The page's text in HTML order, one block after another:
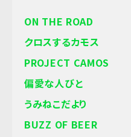
ON THE ROAD
クロスするカモス
PROJECT CAMOS
偏愛な人びと
うみねこだより
BUZZ OF BEER